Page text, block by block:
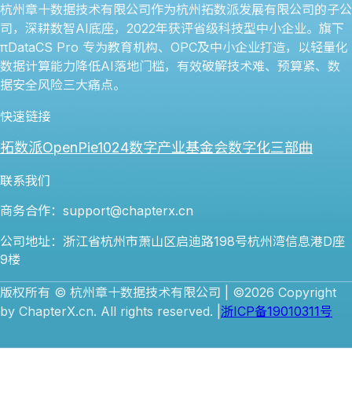
杭州章十数据技术有限公司作为杭州拓数派发展有限公司的子公
司，深耕数智AI底座，2022年获评省级科技型中小企业。旗下
πDataCS Pro 专为教育机构、OPC及中小企业打造，以轻量化
数据计算能力降低AI落地门槛，有效破解技术难、预算紧、数
据安全风险三大痛点。
快速链接
拓数派OpenPie1024数字产业基金会数字化三部曲
联系我们
商务合作：support@chapterx.cn
公司地址：浙江省杭州市萧山区启迪路198号杭州湾信息港D座
9楼
版权所有 © 杭州章十数据技术有限公司 | ©2026 Copyright
by ChapterX.cn. All rights reserved. | 浙ICP备19010311号